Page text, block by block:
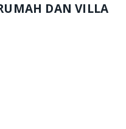
DAN VILLA